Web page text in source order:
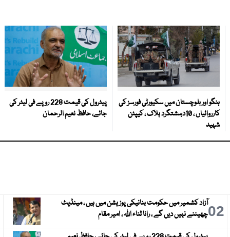
ہنگو اور بلوچستان میں سکیورٹی فورسز کی
کارروائیاں ، 10دہشتگرد ہلاک ، کیپٹن
شہید
پیٹرول کی قیمت 228 روپے فی لیٹر کی
جائے، حافظ نعیم الرحمان
02آزاد کشمیر میں حکومت بنانیکی پوزیشن میں ہیں ، مینڈیٹ
چھیننے نہیں دیں گے ، رانا ثناء اللہ ، امیر مقام